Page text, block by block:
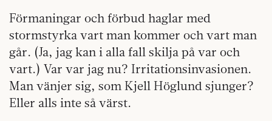
Förmaningar och förbud haglar med
stormstyrka vart man kommer och vart man
går. (Ja, jag kan i alla fall skilja på var och
vart.) Var var jag nu? Irritationsinvasionen.
Man vänjer sig, som Kjell Höglund sjunger?
Eller alls inte så värst.